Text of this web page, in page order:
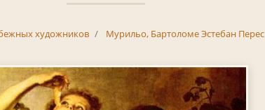
художников
Мурильо, Бартоломе Эстебан Перес